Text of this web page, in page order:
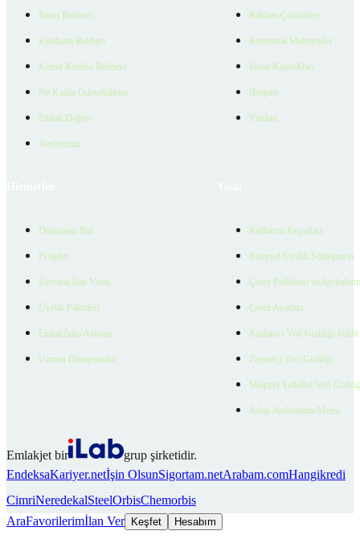
Satıcı Rehberi
Kiralama Rehberi
Konut Kredisi Rehberi
Ne Kadar Ödeyebilirim
Emlak Değeri
Verilerimiz
Reklam Çözümleri
Kurumsal Materyaller
İnsan Kaynakları
İletişim
Yardım
Danışman Bul
Projeler
Ücretsiz İlan Verin
Üyelik Paketleri
EmlakZeka Asistan
Uzman Danışmanlar
Kullanım Koşulları
Bireysel Üyelik Sözleşmesi
Çerez Politikası ve
Çerez Ayarları
Kullanıcı Veri Gizliliği
Ziyaretçi Veri Gizliliği
Müşteri Yetkilisi Veri
Aday Aydınlatma Metni
Emlakjet bir
grup şirketidir.
EndeksaKariyer.netİşin OlsunSigortam.netArabam.comHangikredi
CimriNeredekalSteelOrbisChemorbis
AraFavorilerimİlan Ver Keşfet Hesabım